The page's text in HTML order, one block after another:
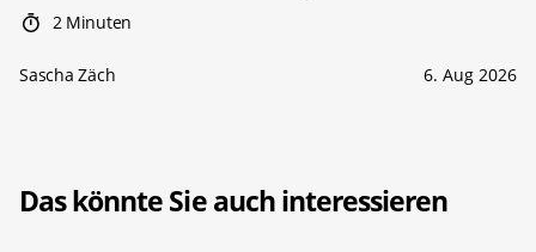
2 Minuten
Sascha Zäch 6. Aug 2026
Das könnte Sie auch interessieren